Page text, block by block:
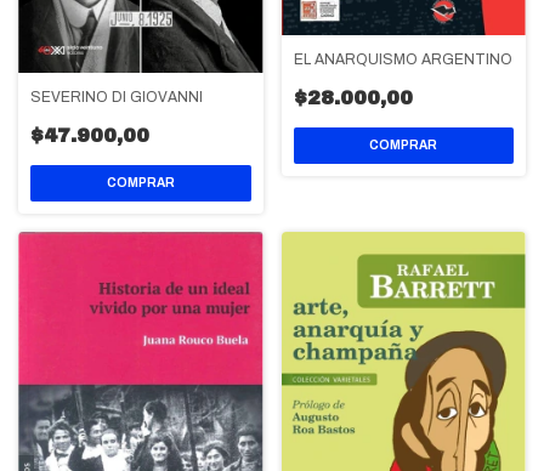
SEVERINO DI GIOVANNI
$47.900,00
EL ANARQUISMO ARGENTINO
$28.000,00